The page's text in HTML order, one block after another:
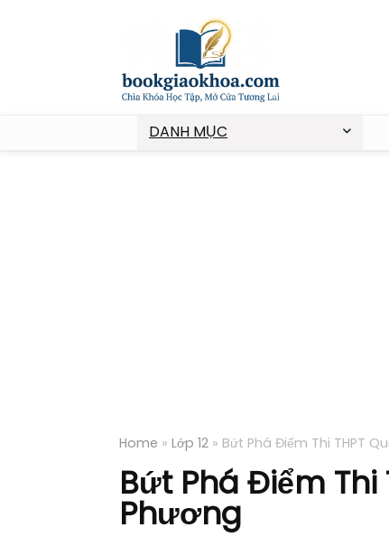
DANH MỤC
Home » Lớp 12 » Bứt Phá Điểm Thi THPT
Bứt Phá Điểm Thi
Phương